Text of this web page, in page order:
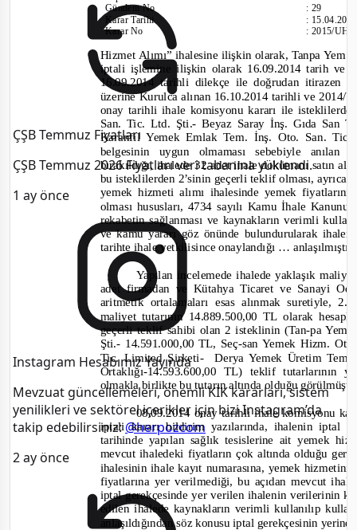
ÇŞB Temmuz Fiyatları
ÇŞB Temmuz 2026 Fiyatları veri tabanına yüklendi.
1 ay önce
Instagram Hesabımız Yayında
Mevzuat güncellemeleri, önemli KİK kararları, sistem
yenilikleri ve sektörel içerikler için bizi Instagram’da
takip edebilirsiniz:@herpozcom
2 ay önce
Gündem No
Karar Tarihi
Karar No
:29
:
:2015/
Hizmet Alımı” ihalesine ilişkin olarak, Tanpa
iptali işlemine ilişkin olarak 16.09.2014 tarih ve
16.09.2014 tarihli dilekçe ile doğrudan itirazen
üzerine Kurulca alınan 16.10.2014 tarihli ve 2014/
onay tarihli ihale komisyonu kararı ile
San. Tic. Ltd. Şti.-Beyaz Saray İnş. Gıda San
Karanfil Yemek Emlak Tem. İnş. Oto. San.
belgesinin uygun olmaması sebebiyle
bırakıldığı, ihalede 32 adet ihale dokümanı satın
bu isteklilerden 2’sinin geçerli teklif olması,
yemek hizmeti alımı ihalesinde yemek
olması hususları, 4734 sayılı Kamu İhale
rekabetin sağlanması ve kaynakların verimli
ve kamu yararı göz önünde bulundurularak
tarihte ihale yetkilisince onaylandığı …
Yapılan incelemede ihalede yaklaşık
adet firmadan ve Kütahya Ticaret ve Sanayi
aritmetik ortalamaları esas alınmak suretiyle,
maliyet tutarının 14.889.500,00 TL olarak
geçerli teklif sahibi olan 2 isteklinin (Tan-pa
Şti.- 14.591.000,00 TL, Seç-san Yemek Hizm.
Tic. Limited Şirketi-Derya Yemek Üretim
Ortaklığı-14.593.600,00 TL) teklif tutarlarının
olmakla birlikte bu tutarın altında olduğu
08.09.2014 onay tarihli ihale komisyonu
iptali kararı bildirim yazılarında, ihalenin iptal
tarihinde yapılan sağlık tesislerine ait yemek
mevcut ihaledeki fiyatların çok altında olduğu
ihalesinin ihale kayıt numarasına, yemek
fiyatlarına yer verilmediği, bu açıdan mevcut
iptal gerekçesinde yer verilen ihalenin verilerinin
edilen ihalede kaynakların verimli kullanılıp
anlaşıldığından söz konusu iptal gerekçesinin